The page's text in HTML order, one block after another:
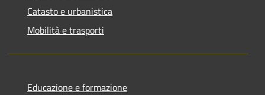
Catasto e urbanistica
Mobilità e trasporti
Educazione e formazione